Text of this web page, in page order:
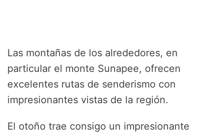
Las montañas de los alrededores, en
particular el monte Sunapee, ofrecen
excelentes rutas de senderismo con
impresionantes vistas de la región.
El otoño trae consigo un impresionante